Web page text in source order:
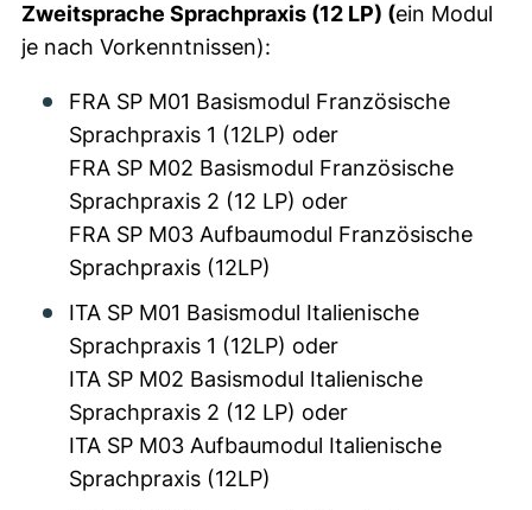
Zweitsprache Sprachpraxis (12 LP) (ein Modul
je nach Vorkenntnissen):
FRA SP M01 Basismodul Französische
Sprachpraxis 1 (12LP) oder
FRA SP M02 Basismodul Französische
Sprachpraxis 2 (12 LP) oder
FRA SP M03 Aufbaumodul Französische
Sprachpraxis (12LP)
ITA SP M01 Basismodul Italienische
Sprachpraxis 1 (12LP) oder
ITA SP M02 Basismodul Italienische
Sprachpraxis 2 (12 LP) oder
ITA SP M03 Aufbaumodul Italienische
Sprachpraxis (12LP)